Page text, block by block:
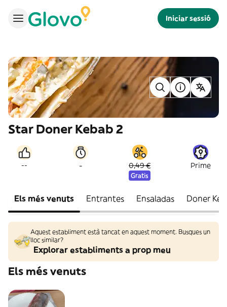
Iniciar sessió
Star Doner Kebab 2
-- - 0,49 €
Gratis
Prime
Els més venuts Entrantes Ensaladas Doner
Aquest establiment està tancat en aquest moment. Busques un
lloc similar?
Explorar establiments a prop meu
Els més venuts